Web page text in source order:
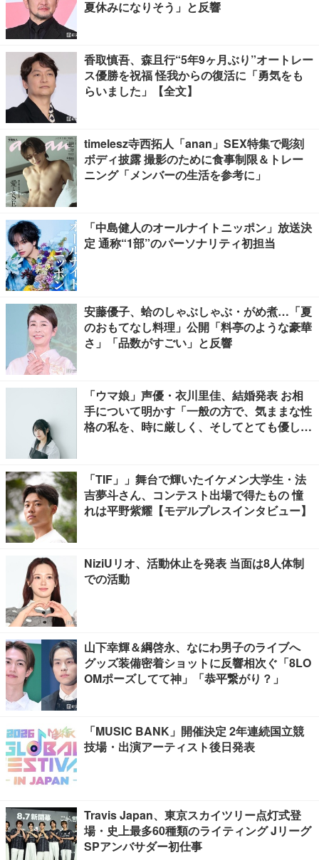
夏休みになりそう」と反響
香取慎吾、森且行“5年9ヶ月ぶり”オートレー
ス優勝を祝福 怪我からの復活に「勇気をも
らいました」【全文】
timelesz寺西拓人「anan」SEX特集で彫刻
ボディ披露 撮影のために食事制限＆トレー
ニング「メンバーの生活を参考に」
「中島健人のオールナイトニッポン」放送決
定 通称“1部”のパーソナリティ初担当
安藤優子、蛤のしゃぶしゃぶ・がめ煮…「夏
のおもてなし料理」公開「料亭のような豪華
さ」「品数がすごい」と反響
「ウマ娘」声優・衣川里佳、結婚発表 お相
手について明かす「一般の方で、気ままな性
格の私を、時に厳しく、そしてとても優し
「TIF」」舞台で輝いたイケメン大学生・法
吉夢斗さん、コンテスト出場で得たもの 憧
れは平野紫耀【モデルプレスインタビュー】
NiziUリオ、活動休止を発表 当面は8人体制
での活動
山下幸輝＆綱啓永、なにわ男子のライブへ
グッズ装備密着ショットに反響相次ぐ「8LO
OMポーズしてて神」「恭平繋がり？」
「MUSIC BANK」開催決定 2年連続国立競
技場・出演アーティスト後日発表
Travis Japan、東京スカイツリー点灯式登
場・史上最多60種類のライティング Jリーグ
SPアンバサダー初仕事